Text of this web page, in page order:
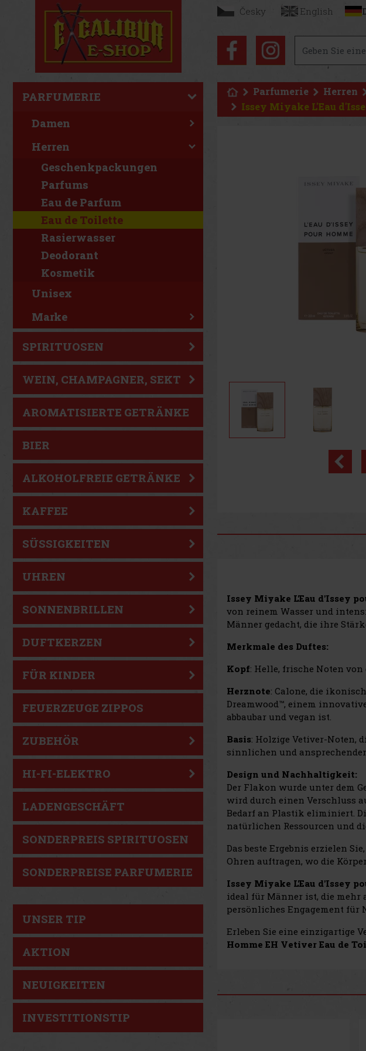
Česky English
PARFUMERIE
Damen
Herren
Geschenkpackungen
Parfums
Eau de Parfum
Eau de Toilette
Rasierwasser
Deodorant
Kosmetik
Unisex
Marke
SPIRITUOSEN
WEIN, CHAMPAGNER, SEKT
AROMATISIERTE GETRÄNKE
BIER
ALKOHOLFREIE GETRÄNKE
KAFFEE
SÜSSIGKEITEN
UHREN
SONNENBRILLEN
DUFTKERZEN
FÜR KINDER
FEUERZEUGE ZIPPOS
ZUBEHÖR
HI-FI-ELEKTRO
LADENGESCHÄFT
SONDERPREIS SPIRITUOSEN
SONDERPREISE PARFUMERIE
UNSER TIP
AKTION
NEUIGKEITEN
INVESTITIONSTIP
Parfumerie Herren
Issey Miyake L'Eau
Issey Miyake L'Eau d'Issey
von reinem Wasser und
Männer gedacht, die ihre
Merkmale des Duftes:
Kopf: Helle, frische Noten
Herznote: Calone, die
Dreamwood™, einem
abbaubar und vegan ist.
Basis: Holzige Vetiver-Noten,
sinnlichen und
Design und Nachhaltigkeit:
Der Flakon wurde unter dem
wird durch einen Verschluss
Bedarf an Plastik eliminiert.
natürlichen Ressourcen und
Das beste Ergebnis erzielen
Ohren auftragen, wo die
Issey Miyake L'Eau d'Issey
ideal für Männer ist, die mehr
persönliches Engagement
Erleben Sie eine einzigartige
Homme EH Vetiver Eau de